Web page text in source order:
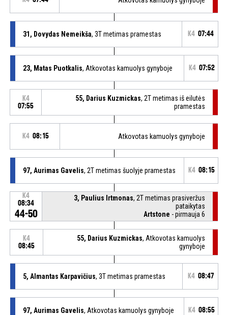
31, Dovydas Nemeikša, 3T metimas pramestas K4 07:44
23, Matas Puotkalis, Atkovotas kamuolys gynyboje K4 07:52
K4
07:55
55, Darius Kuzmickas, 2T metimas iš eilutės
pramestas
K4 08:15 Atkovotas kamuolys gynyboje
97, Aurimas Gavelis, 2T metimas šuolyje pramestas K4 08:15
K4
08:34
44-50
3, Paulius Irtmonas, 2T metimas prasiveržus
pataikytas
Artstone - pirmauja 6
K4
08:45
55, Darius Kuzmickas, Atkovotas kamuolys
gynyboje
5, Almantas Karpavičius, 3T metimas pramestas K4 08:47
97, Aurimas Gavelis, Atkovotas kamuolys gynyboje K4 08:55